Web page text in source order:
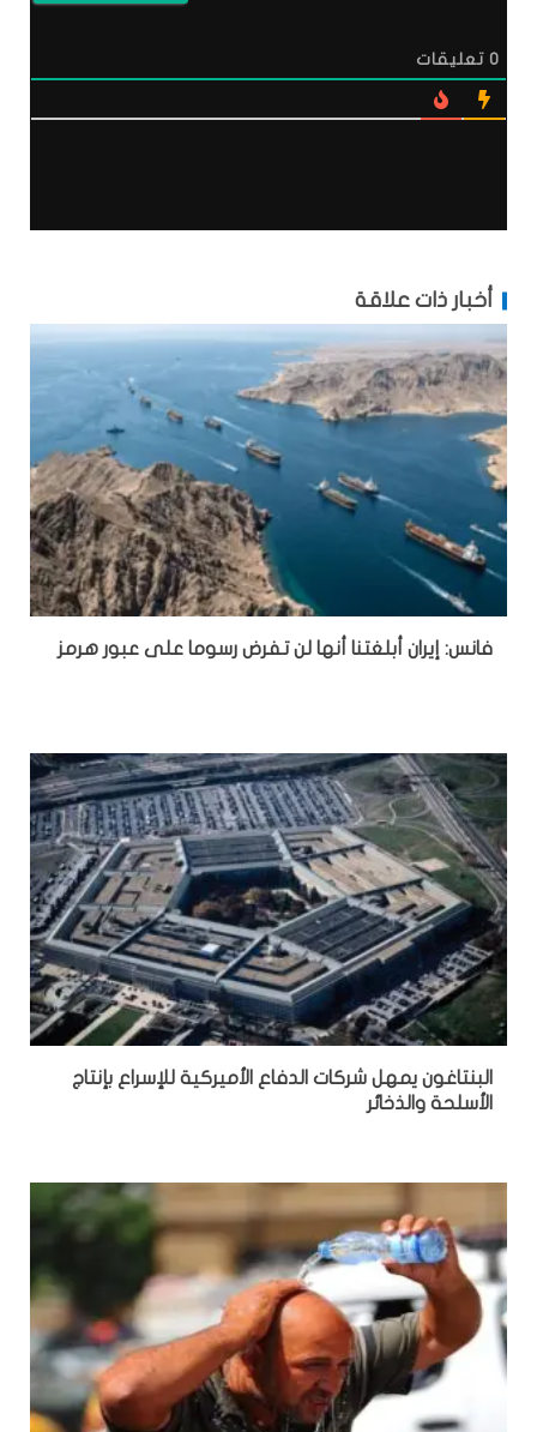
0 تعليقات
أخبار ذات علاقة
فانس: إيران أبلغتنا أنها لن تفرض رسوما على عبور هرمز
البنتاغون يمهل شركات الدفاع الأميركية للإسراع بإنتاج
الأسلحة والذخائر